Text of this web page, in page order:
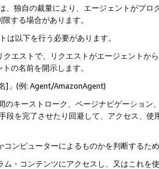
、独自の裁量により、エージェントがプ
する場合があります。
は以下を行う必要があります。
エストで、リクエストがエージェントか
の名前を開示します。
]」(例: Agent/AmazonAgent)
のキーストローク、ページナビゲーショ
段を完了させたり回避して、アクセス、
コンピューターによるものかを判断するた
ム・コンテンツにアクセスし、又はこれ